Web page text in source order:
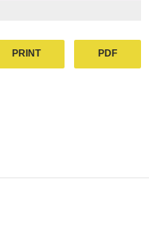
PRINT PDF